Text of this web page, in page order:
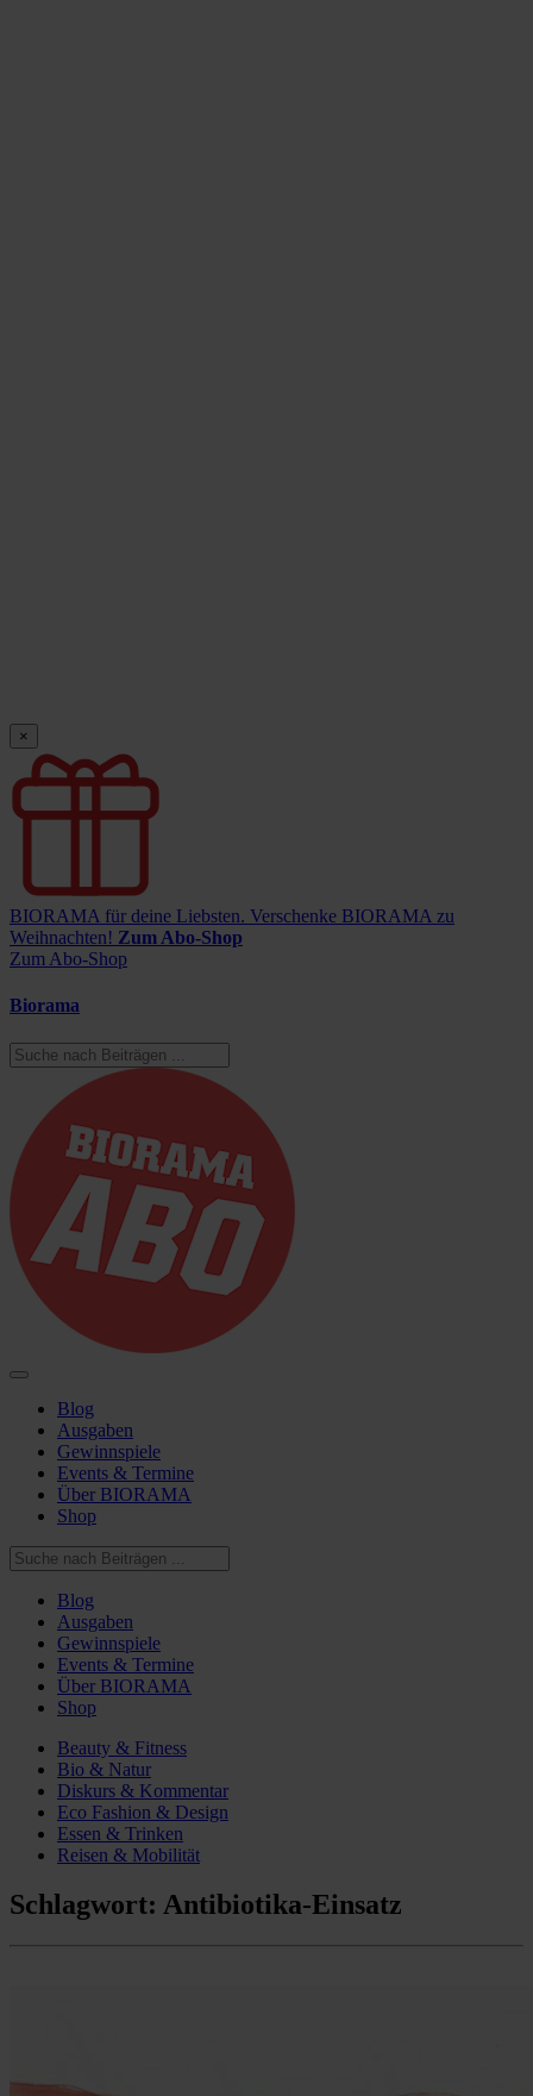
×
BIORAMA für deine Liebsten. Verschenke BIORAMA zu
Weihnachten! Zum Abo-Shop
Zum Abo-Shop
Biorama
Blog
Ausgaben
Gewinnspiele
Events & Termine
Über BIORAMA
Shop
Blog
Ausgaben
Gewinnspiele
Events & Termine
Über BIORAMA
Shop
Beauty & Fitness
Bio & Natur
Diskurs & Kommentar
Eco Fashion & Design
Essen & Trinken
Reisen & Mobilität
Schlagwort: Antibiotika-Einsatz